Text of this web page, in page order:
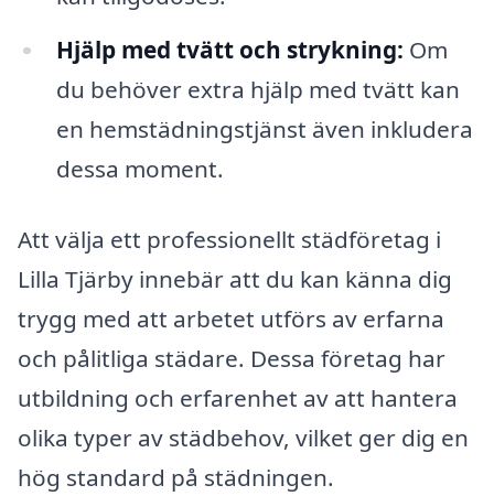
Hjälp med tvätt och strykning: Om
du behöver extra hjälp med tvätt kan
en hemstädningstjänst även inkludera
dessa moment.
Att välja ett professionellt städföretag i
Lilla Tjärby innebär att du kan känna dig
trygg med att arbetet utförs av erfarna
och pålitliga städare. Dessa företag har
utbildning och erfarenhet av att hantera
olika typer av städbehov, vilket ger dig en
hög standard på städningen.